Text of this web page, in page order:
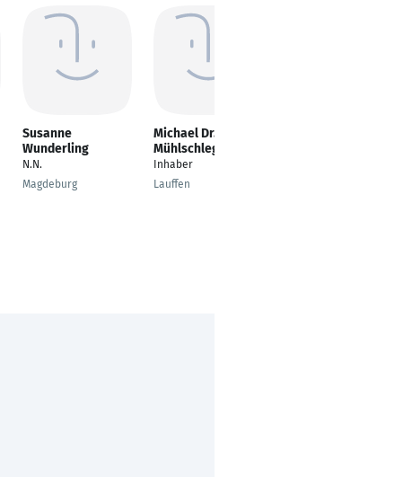
Susanne
Wunderling
N.N.
Magdeburg
Michael Dr.
Mühlschlegel
Inhaber
Lauffen